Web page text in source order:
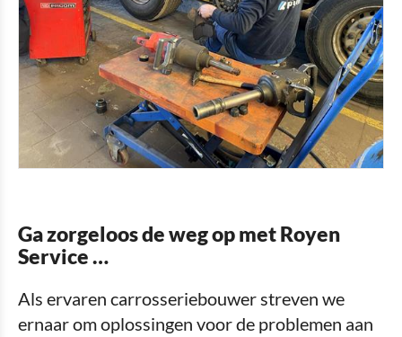
Ga zorgeloos de weg op met Royen
Service …
Als ervaren carrosseriebouwer streven we
ernaar om oplossingen voor de problemen aan